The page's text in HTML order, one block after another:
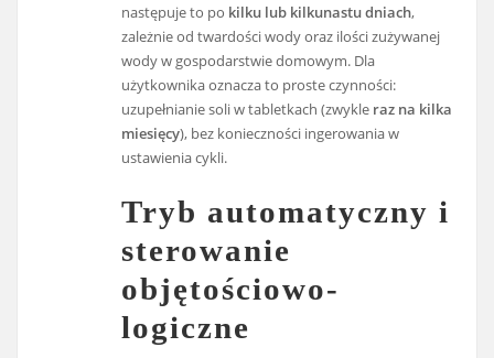
następuje to po kilku lub kilkunastu dniach,
zależnie od twardości wody oraz ilości zużywanej
wody w gospodarstwie domowym. Dla
użytkownika oznacza to proste czynności:
uzupełnianie soli w tabletkach (zwykle raz na kilka
miesięcy), bez konieczności ingerowania w
ustawienia cykli.
Tryb automatyczny i
sterowanie
objętościowo-
logiczne